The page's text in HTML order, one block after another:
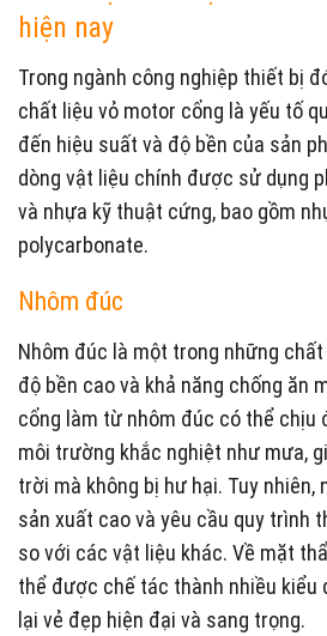
hiện nay
Trong ngành công nghiệp thiết bị
chất liệu vỏ motor cổng là yếu tố
đến hiệu suất và độ bền của sản
dòng vật liệu chính được sử dụng
và nhựa kỹ thuật cứng, bao gồm
polycarbonate.
Nhôm đúc
Nhôm đúc là một trong những
độ bền cao và khả năng chống ăn
cổng làm từ nhôm đúc có thể
môi trường khắc nghiệt như mưa,
trời mà không bị hư hại. Tuy nhiên,
sản xuất cao và yêu cầu quy trình
so với các vật liệu khác. Về mặt
thể được chế tác thành nhiều kiểu
lại vẻ đẹp hiện đại và sang trọng.